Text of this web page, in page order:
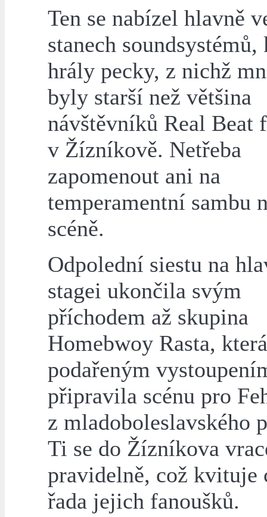
Ten se nabízel hlavně
stanech soundsystémů,
hrály pecky, z nichž
byly starší než většina
návštěvníků Real Beat
v Žízníkově. Netřeba
zapomenout ani na
temperamentní sambu
scéně.
Odpolední siestu na
stagei ukončila svým
příchodem až skupina
Homebwoy Rasta,
podařeným
připravila scénu pro
z mladoboleslavského
Ti se do Žízníkova
pravidelně, což kvituje
řada jejich fanoušků.